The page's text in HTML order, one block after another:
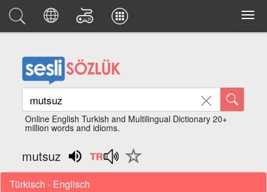
Online English Turkish and Multilingual Dictionary 20+
million words and idioms.
mutsuz
Türkisch - Englisch